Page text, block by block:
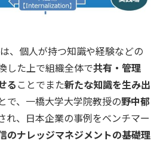
、個人が持つ知識や経験などの
した上で組織全体で共有・管理
る ことでまた新たな知識を生み出
で、一橋大学大学院教授の野中郁
れ、日本企業の事例をベンチマー
のナレッジマネジメントの基礎理